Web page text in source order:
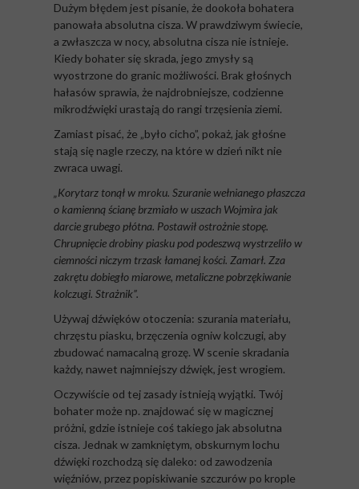
Dużym błędem jest pisanie, że dookoła bohatera
panowała absolutna cisza. W prawdziwym świecie,
a zwłaszcza w nocy, absolutna cisza nie istnieje.
Kiedy bohater się skrada, jego zmysły są
wyostrzone do granic możliwości. Brak głośnych
hałasów sprawia, że najdrobniejsze, codzienne
mikrodźwięki urastają do rangi trzęsienia ziemi.
Zamiast pisać, że „było cicho”, pokaż, jak głośne
stają się nagle rzeczy, na które w dzień nikt nie
zwraca uwagi.
„Korytarz tonął w mroku. Szuranie wełnianego płaszcza
o kamienną ścianę brzmiało w uszach Wojmira jak
darcie grubego płótna. Postawił ostrożnie stopę.
Chrupnięcie drobiny piasku pod podeszwą wystrzeliło w
ciemności niczym trzask łamanej kości. Zamarł. Zza
zakrętu dobiegło miarowe, metaliczne pobrzękiwanie
kolczugi. Strażnik”.
Używaj dźwięków otoczenia: szurania materiału,
chrzęstu piasku, brzęczenia ogniw kolczugi, aby
zbudować namacalną grozę. W scenie skradania
każdy, nawet najmniejszy dźwięk, jest wrogiem.
Oczywiście od tej zasady istnieją wyjątki. Twój
bohater może np. znajdować się w magicznej
próżni, gdzie istnieje coś takiego jak absolutna
cisza. Jednak w zamkniętym, obskurnym lochu
dźwięki rozchodzą się daleko: od zawodzenia
więźniów, przez popiskiwanie szczurów po krople